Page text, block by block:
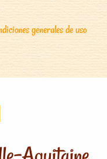
generales de uso